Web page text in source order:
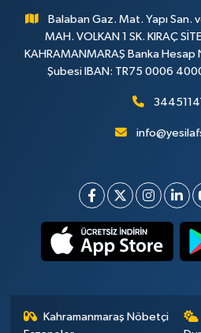
Balaban Gaz. Mat. Yapı San.
MAH. VOLKAN 1 SK. KIRAÇ
KAHRAMANMARAŞ Banka Hesap
Şubesi IBAN: TR75 0006
Kahramanmaraş Nöbetçi